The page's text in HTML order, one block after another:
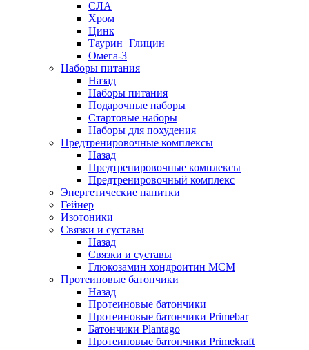
СЛА
Хром
Цинк
Таурин+Глицин
Омега-3
Наборы питания
Назад
Наборы питания
Подарочные наборы
Стартовые наборы
Наборы для похудения
Предтренировочные комплексы
Назад
Предтренировочные комплексы
Предтренировочный комплекс
Энергетические напитки
Гейнер
Изотоники
Связки и суставы
Назад
Связки и суставы
Глюкозамин хондроитин МСМ
Протеиновые батончики
Назад
Протеиновые батончики
Протеиновые батончики Primebar
Батончики Plantago
Протеиновые батончики Primekraft